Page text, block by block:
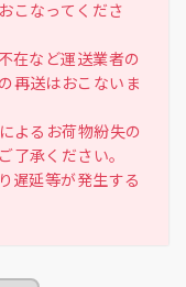
こなってくださ
在など運送業者の
再送はおこないま
よるお荷物紛失の
了承ください。
遅延等が発生する